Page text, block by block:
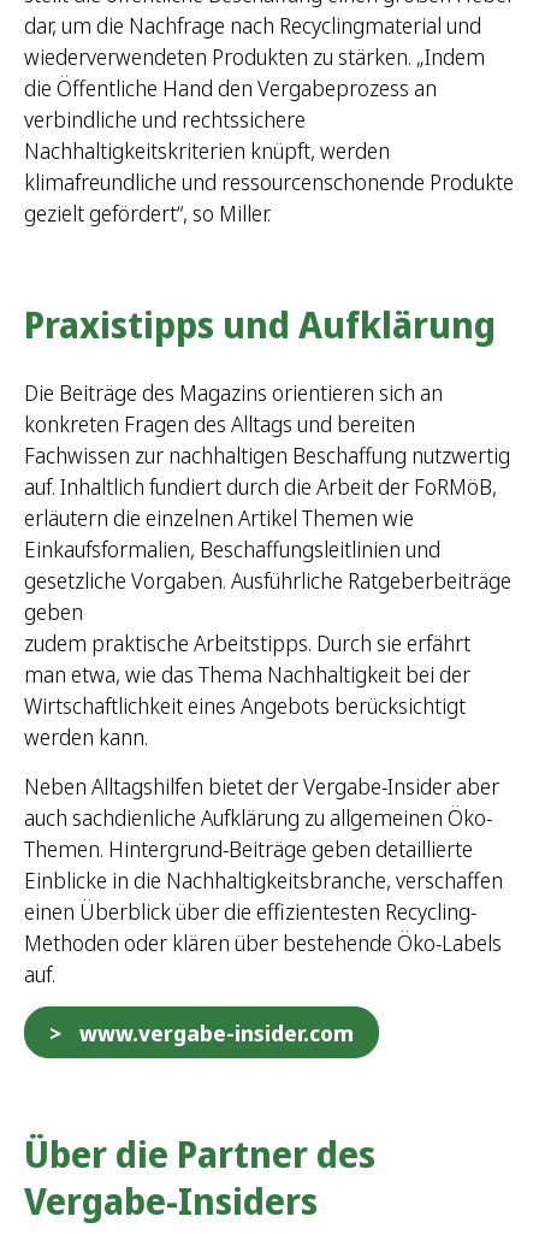
dar, um die Nachfrage nach Recyclingmaterial und
wiederverwendeten Produkten zu stärken. „Indem
die Öffentliche Hand den Vergabeprozess an
verbindliche und rechtssichere
Nachhaltigkeitskriterien knüpft, werden
klimafreundliche und ressourcenschonende Produkte
gezielt gefördert“, so Miller.
Praxistipps und Aufklärung
Die Beiträge des Magazins orientieren sich an
konkreten Fragen des Alltags und bereiten
Fachwissen zur nachhaltigen Beschaffung nutzwertig
auf. Inhaltlich fundiert durch die Arbeit der FoRMöB,
erläutern die einzelnen Artikel Themen wie
Einkaufsformalien, Beschaffungsleitlinien und
gesetzliche Vorgaben. Ausführliche Ratgeberbeiträge
geben
zudem praktische Arbeitstipps. Durch sie erfährt
man etwa, wie das Thema Nachhaltigkeit bei der
Wirtschaftlichkeit eines Angebots berücksichtigt
werden kann.
Neben Alltagshilfen bietet der Vergabe-Insider aber
auch sachdienliche Aufklärung zu allgemeinen Öko-
Themen. Hintergrund-Beiträge geben detaillierte
Einblicke in die Nachhaltigkeitsbranche, verschaffen
einen Überblick über die effizientesten Recycling-
Methoden oder klären über bestehende Öko-Labels
auf.
www.vergabe-insider.com
Über die Partner des
Vergabe-Insiders